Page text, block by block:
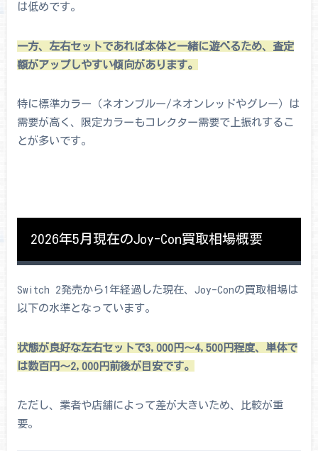
は低めです。
一方、左右セットであれば本体と一緒に遊べるため、査定
額がアップしやすい傾向があります。
特に標準カラー（ネオンブルー/ネオンレッドやグレー）は
需要が高く、限定カラーもコレクター需要で上振れするこ
とが多いです。
2026年5月現在のJoy-Con買取相場概要
Switch 2発売から1年経過した現在、Joy-Conの買取相場は
以下の水準となっています。
状態が良好な左右セットで3,000円〜4,500円程度、単体で
は数百円〜2,000円前後が目安です。
ただし、業者や店舗によって差が大きいため、比較が重
要。